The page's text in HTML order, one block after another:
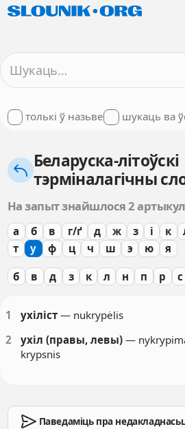
толькі ў назьве шукаць ва
Беларуска-літоўскі
тэрміналагічны
На запыт знайшлося 2
а б в г/ґ д ж з і к
т
у ф ц ч ш э ю я
б в д з к л н п р с
1 ухіліст — nukrypėlis
2
ухіл (правы, левы) —
krypsnis
Паведаміць пра